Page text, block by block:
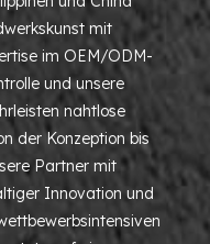
mit
im OEM/ODM-
und unsere
nahtlose
der Konzeption bis
Partner mit
Innovation und